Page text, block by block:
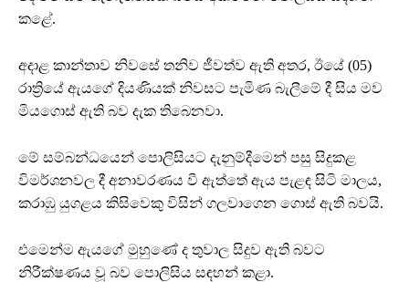
කළේ.
අදාළ කාන්තාව නිවසේ තනිව ජීවත්ව ඇති අතර, ඊයේ (05)
රාත්‍රියේ ඇයගේ දියණියක් නිවසට පැමිණ බැලීමේ දී සිය මව
මියගොස් ඇති බව දැක තිබෙනවා.
මේ සම්බන්ධයෙන් පොලිසියට දැනුම්දීමෙන් පසු සිදුකළ
විමර්ශනවල දී අනාවරණය වී ඇත්තේ ඇය පැළඳ සිටි මාලය,
කරාඹු යුගළය කිසිවෙකු විසින් ගලවාගෙන ගොස් ඇති බවයි.
එමෙන්ම ඇයගේ මුහුණේ ද තුවාල සිදුව ඇති බවට
නිරීක්ෂණය වූ බව පොලිසිය සඳහන් කළා.